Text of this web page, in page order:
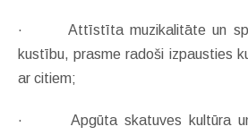
·
Attīstīta muzikalitāte un
kustību, prasme radoši izpausties
ar citiem;
·
Apgūta skatuves kultūra